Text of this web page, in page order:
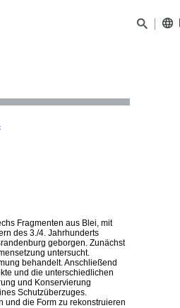
Fragmenten aus Blei, mit
des 3./4. Jahrhunderts
geborgen. Zunächst
untersucht.
behandelt. Anschließend
und die unterschiedlichen
und Konservierung
Schutzüberzuges.
und die Form zu rekonstruieren